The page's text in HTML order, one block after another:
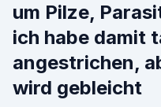
um Pilze,
ich habe damit
angestrichen,
wird gebleicht